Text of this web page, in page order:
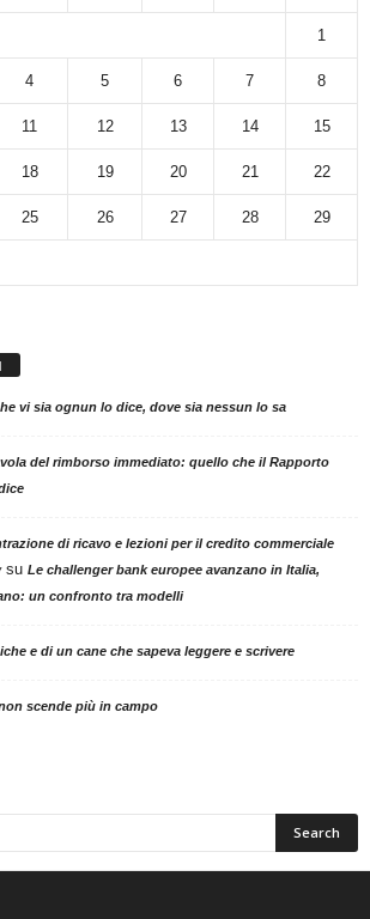
1
4 5 6 7 8
11 12 13 14 15
18 19 20 21 22
25 26 27 28 29
vi sia ognun lo dice, dove sia nessun lo sa
del rimborso immediato: quello che il Rapporto
di ricavo e lezioni per il credito commerciale
su Le challenger bank europee avanzano in Italia,
un confronto tra modelli
e di un cane che sapeva leggere e scrivere
scende più in campo